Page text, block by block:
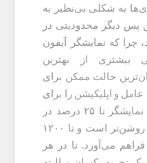
به شکلی بی‌نظیر به
پس دیگر محدودیتی در
چرا که نمایشگر آیفون
بیشتری از بهترین
حالت ممکن برای
و اپلیکیشن را برای
شما به ارمغان می‌آورد. این نمایشگر تا ۲۵ درصد در
محیط‌های دارای نور طبیعی روشن‌تر است و تا ۱۲۰۰
می‌آورد. تا در هر